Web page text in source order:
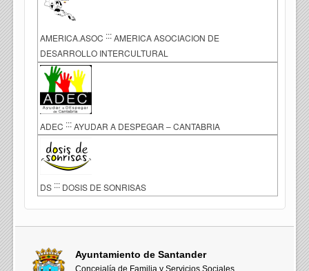
AMERICA.ASOC ::: AMERICA ASOCIACION DE
DESARROLLO INTERCULTURAL
ADEC ::: AYUDAR A DESPEGAR – CANTABRIA
DS ::: DOSIS DE SONRISAS
Ayuntamiento de Santander
Concejalía de Familia y Servicios Sociales